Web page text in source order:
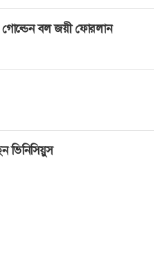
বল জয়ী ফোরলান
ভিনিসিয়ুস